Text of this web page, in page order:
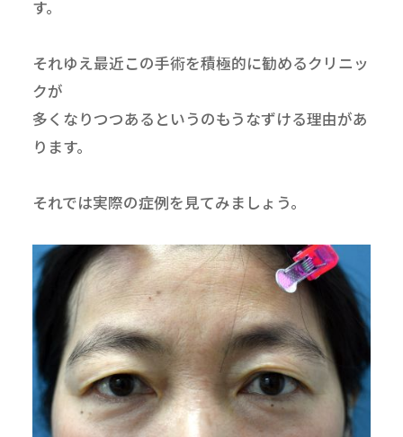
す。
それゆえ最近この手術を積極的に勧めるクリニッ
クが
多くなりつつあるというのもうなずける理由があ
ります。
それでは実際の症例を見てみましょう。